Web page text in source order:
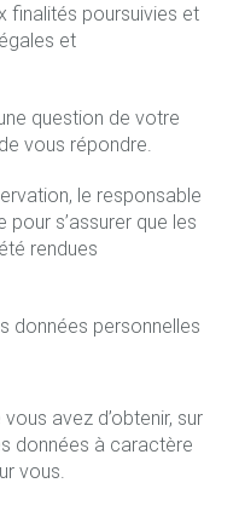
finalités poursuivies et
et
question de votre
vous répondre.
le responsable
s’assurer que les
rendues
données personnelles
avez d’obtenir, sur
données à caractère
vous.